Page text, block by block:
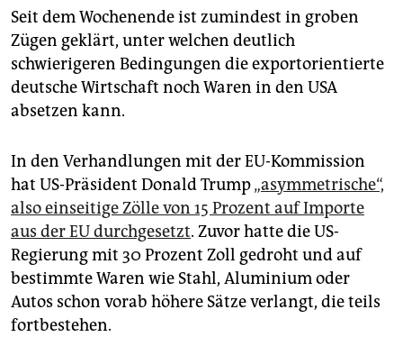
Seit dem Wochenende ist zumindest in groben
Zügen geklärt, unter welchen deutlich
schwierigeren Bedingungen die exportorientierte
deutsche Wirtschaft noch Waren in den USA
absetzen kann.
In den Verhandlungen mit der EU-Kommission
hat US-Präsident Donald Trump„asymmetrische“,
also einseitige Zölle von 15 Prozent auf Importe
aus der EU durchgesetzt. Zuvor hatte die US-
Regierung mit 30 Prozent Zoll gedroht und auf
bestimmte Waren wie Stahl, Aluminium oder
Autos schon vorab höhere Sätze verlangt, die teils
fortbestehen.